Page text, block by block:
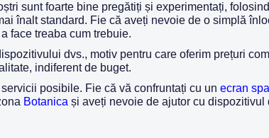
sunt foarte bine pregătiți și experimentați,
înalt standard. Fie că aveți nevoie de o simplă
face treaba cum trebuie.
dvs., motiv pentru care oferim prețuri
indiferent de buget.
posibile. Fie că vă confruntați cu un ecran
Botanica și aveți nevoie de ajutor cu dispozitivul